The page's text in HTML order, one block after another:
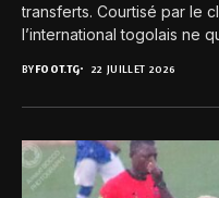
transferts. Courtisé par le
l’international togolais ne
BYFOOT.TG 22 JUILLET 2026